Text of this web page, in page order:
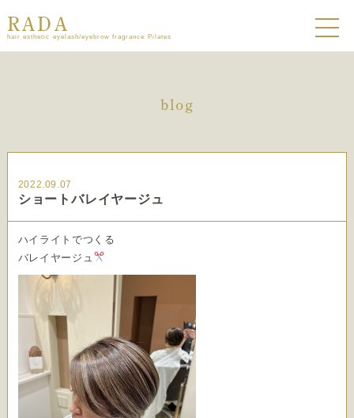
RADA
hair esthetic eyelash/eyebrow fragrance Pilates
blog
2022.09.07
ショートバレイヤージュ
ハイライトでつくる
バレイヤージュ